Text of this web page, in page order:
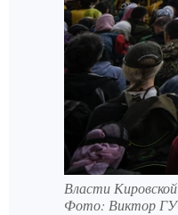
Власти
Фото: Виктор